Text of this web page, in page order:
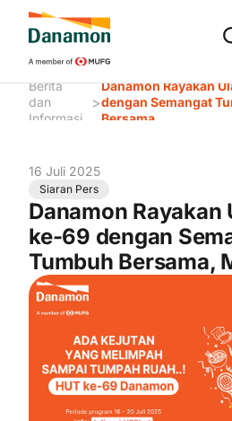
Berita
dan
Informasi
>
Danamon Rayakan
dengan Semangat
Bersama
16 Juli 2025
Siaran Pers
Danamon Rayakan
ke-69 dengan
Tumbuh Bersama,